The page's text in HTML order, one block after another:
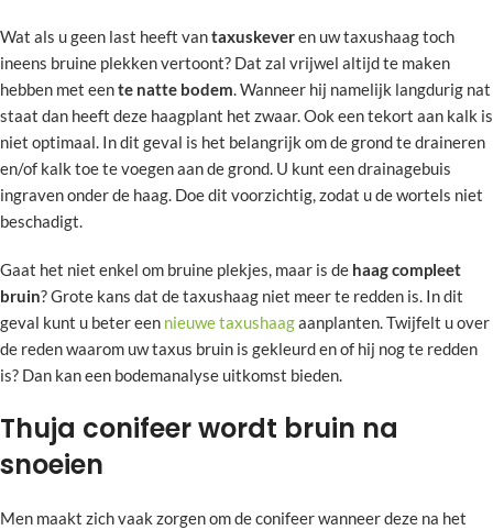
Wat als u geen last heeft vantaxuskeveren uw taxushaag toch
ineens bruine plekken vertoont? Dat zal vrijwel altijd te maken
hebben met eente natte bodem. Wanneer hij namelijk langdurig nat
staat dan heeft deze haagplant het zwaar. Ook een tekort aan kalk is
niet optimaal. In dit geval is het belangrijk om de grond te draineren
en/of kalk toe te voegen aan de grond. U kunt een drainagebuis
ingraven onder de haag. Doe dit voorzichtig, zodat u de wortels niet
beschadigt.
Gaat het niet enkel om bruine plekjes, maar is de haag compleet
bruin? Grote kans dat de taxushaag niet meer te redden is. In dit
geval kunt u beter een nieuwe taxushaagaanplanten. Twijfelt u over
de reden waarom uw taxus bruin is gekleurd en of hij nog te redden
is? Dan kan een bodemanalyse uitkomst bieden.
Thuja conifeer wordt bruin na
snoeien
Men maakt zich vaak zorgen om de conifeer wanneer deze na het